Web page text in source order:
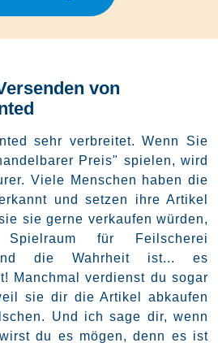
von
sehr verbreitet. Wenn Sie
Preis" spielen, wird
Viele Menschen haben die
und setzen ihre Artikel
sie gerne verkaufen würden,
für Feilscherei
die Wahrheit ist... es
Manchmal verdienst du sogar
sie dir die Artikel abkaufen
Und ich sage dir, wenn
du es mögen, denn es ist